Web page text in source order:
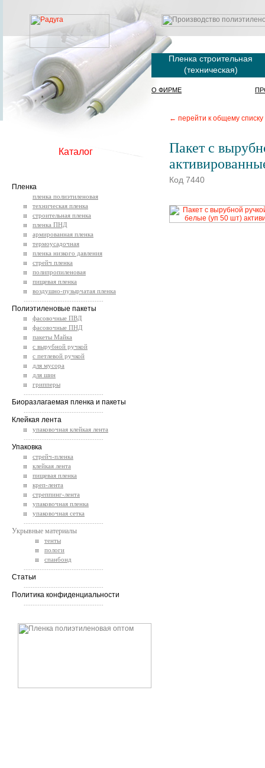
Пленка строительная
(техническая)
О ФИРМЕ
← перейти к общему списку
Пакет с
Код 7440
Каталог
Пленка
пленка полиэтиленовая
техническая пленка
строительная пленка
пленка ПНД
армированная пленка
термоусадочная
пленка низкого давления
стрейч пленка
полипропиленовая
пищевая пленка
воздушно-пузырчатая пленка
Полиэтиленовые пакеты
фасовочные ПВД
фасовочные ПНД
пакеты Майка
с вырубной ручкой
с петлевой ручкой
для мусора
для шин
грипперы
Биоразлагаемая пленка и пакеты
Клейкая лента
упаковочная клейкая лента
Упаковка
стрейч-пленка
клейкая лента
пищевая пленка
креп-лента
стреппинг-лента
упаковочная пленка
упаковочная сетка
Укрывные материалы
тенты
пологи
спанбонд
Статьи
Политика конфиденциальности